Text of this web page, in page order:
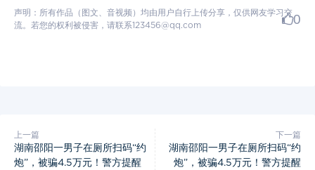
声明：所有作品（图文、音视频）均由用户自行上传分享，仅供网友学习交
流。若您的权利被侵害，请联系123456@qq.com
0
上一篇
湖南邵阳一男子在厕所扫码“约
炮”，被骗4.5万元！警方提醒
下一篇
湖南邵阳一男子在厕所扫码“约
炮”，被骗4.5万元！警方提醒